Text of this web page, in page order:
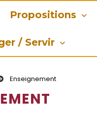
Propositions
/ Servir
Enseignement